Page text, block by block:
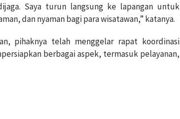
Saya turun langsung ke lapangan untuk
dan nyaman bagi para wisatawan,” katanya.
pihaknya telah menggelar rapat koordinasi
berbagai aspek, termasuk pelayanan,